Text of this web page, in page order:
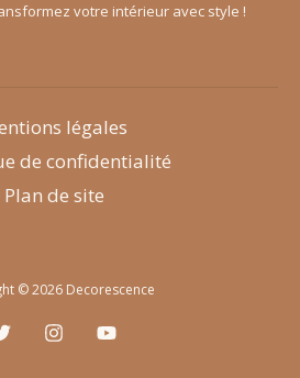
votre intérieur avec style !
légales
de confidentialité
Plan de site
© 2026 Decorescence